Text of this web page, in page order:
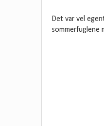
Det var vel
sommerfuglene